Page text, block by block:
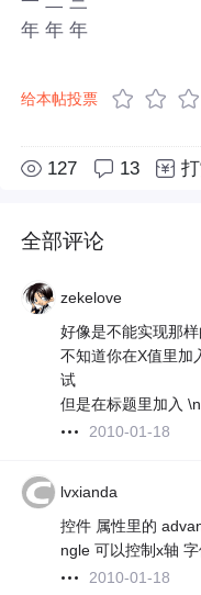
年 年 年
给本帖投票
127 13
全部评论
zekelove
好像是不能实现那
不知道你在X值里加
试
但是在标题里加入
2010-01-18
lvxianda
控件 属性里的
ngle 可以控制x轴
2010-01-18